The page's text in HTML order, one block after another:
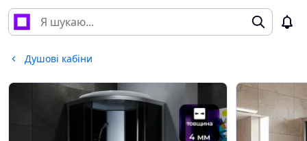
Душові кабіни